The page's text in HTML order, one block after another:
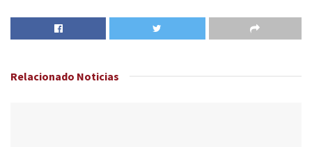
Relacionado Noticias